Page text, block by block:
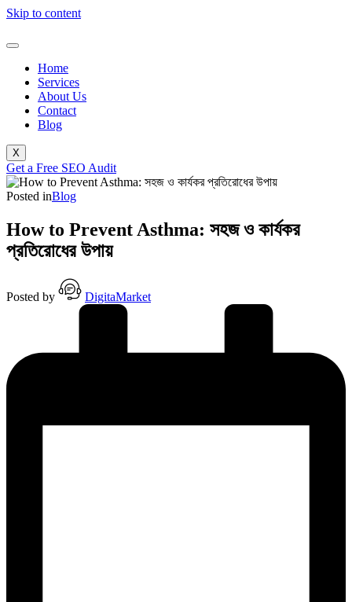
Skip to content
Home
Services
About Us
Contact
Blog
X
Get a Free SEO Audit
Posted inBlog
How to Prevent Asthma: সহজ ও কার্যকর
প্রতিরোধের উপায়
Posted by DigitaMarket